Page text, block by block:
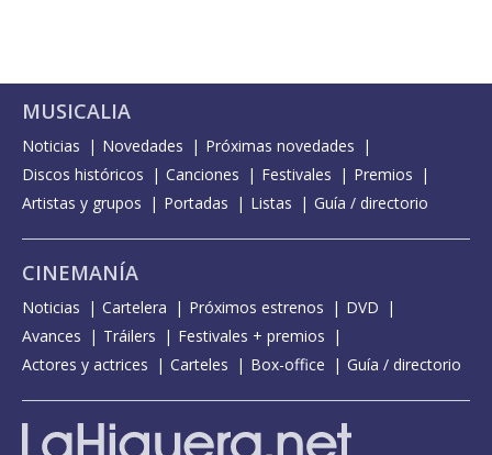
MUSICALIA
Noticias Novedades
Próximas novedades
Discos históricos
Canciones Festivales
Premios
Artistas y grupos
Portadas Listas Guía / directorio
CINEMANÍA
Noticias Cartelera Próximos estrenos
DVD
Avances
Tráilers
Festivales + premios
Actores y actrices
Carteles Box-office Guía / directorio